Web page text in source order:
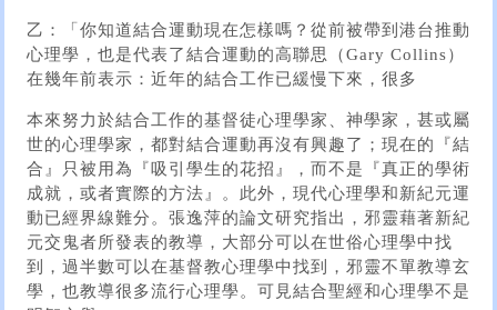
乙：「你知道結合運動現在怎樣嗎？從前被帶到港台推動
心理學，也是代表了結合運動的高聯思（Gary Collins）
在幾年前表示：近年的結合工作已緩慢下來，很多
本來努力於結合工作的基督徒心理學家、神學家，甚或屬
世的心理學家，都對結合運動再沒有興趣了；現在的『結
合』只被用為『吸引學生的花招』，而不是『真正的學術
成就，或者實際的方法』。此外，現代心理學和新紀元運
動已經界線難分。張逸萍的論文研究指出，邪靈藉著新紀
元交鬼者所發表的教導，大部分可以在世俗心理學中找
到，過半數可以在基督教心理學中找到，邪靈不單教導玄
學，也教導很多流行心理學。可見結合聖經和心理學不是